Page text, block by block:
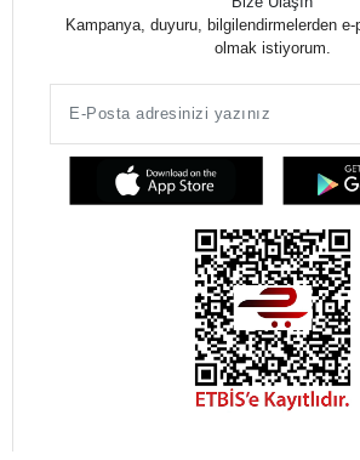
Kampanya, duyuru, bilgilendirmelerden
olmak istiyorum.